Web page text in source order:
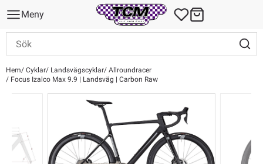
Meny
Hem Cyklar Landsvägscyklar Allroundracer
Focus Izalco Max 9.9 | Landsväg | Carbon Raw